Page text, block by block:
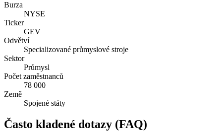
Burza
NYSE
Ticker
GEV
Odvětví
Specializované průmyslové stroje
Sektor
Průmysl
Počet zaměstnanců
78 000
Země
Spojené státy
Často kladené dotazy (FAQ)